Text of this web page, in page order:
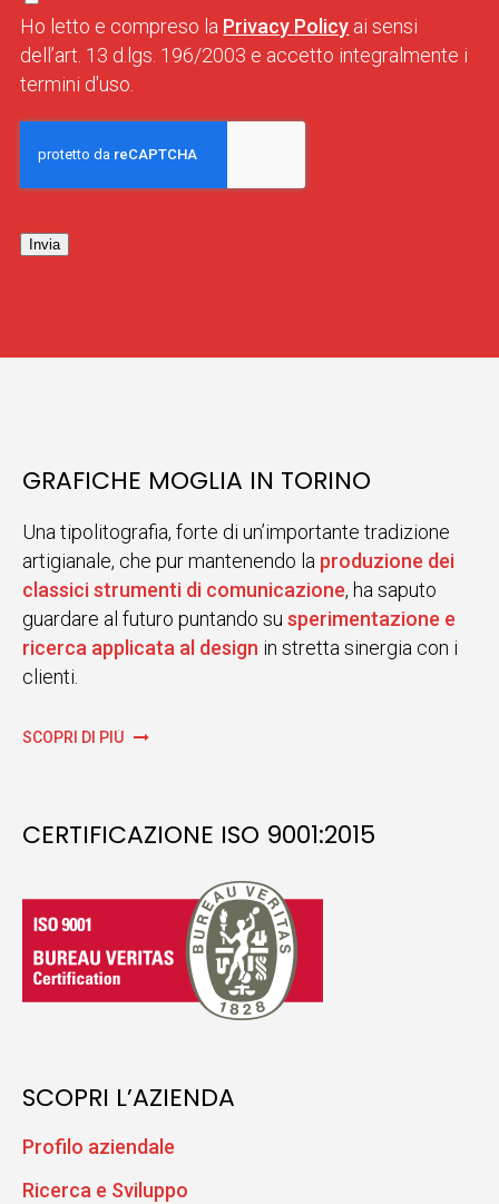
Ho letto e compreso la Privacy Policy ai sensi
dell’art. 13 d.lgs. 196/2003 e accetto integralmente i
termini d'uso.
Invia
GRAFICHE MOGLIA IN TORINO
Una tipolitografia, forte di un’importante tradizione
artigianale, che pur mantenendo la produzione dei
classici strumenti di comunicazione, ha saputo
guardare al futuro puntando su sperimentazione e
ricerca applicata al design in stretta sinergia con i
clienti.
SCOPRI DI PIÙ
CERTIFICAZIONE ISO 9001:2015
SCOPRI L’AZIENDA
Profilo aziendale
Ricerca e Sviluppo